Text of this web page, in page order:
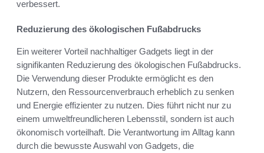
verbessert.
Reduzierung des ökologischen Fußabdrucks
Ein weiterer Vorteil nachhaltiger Gadgets liegt in der
signifikanten Reduzierung des ökologischen Fußabdrucks.
Die Verwendung dieser Produkte ermöglicht es den
Nutzern, den Ressourcenverbrauch erheblich zu senken
und Energie effizienter zu nutzen. Dies führt nicht nur zu
einem umweltfreundlicheren Lebensstil, sondern ist auch
ökonomisch vorteilhaft. Die Verantwortung im Alltag kann
durch die bewusste Auswahl von Gadgets, die